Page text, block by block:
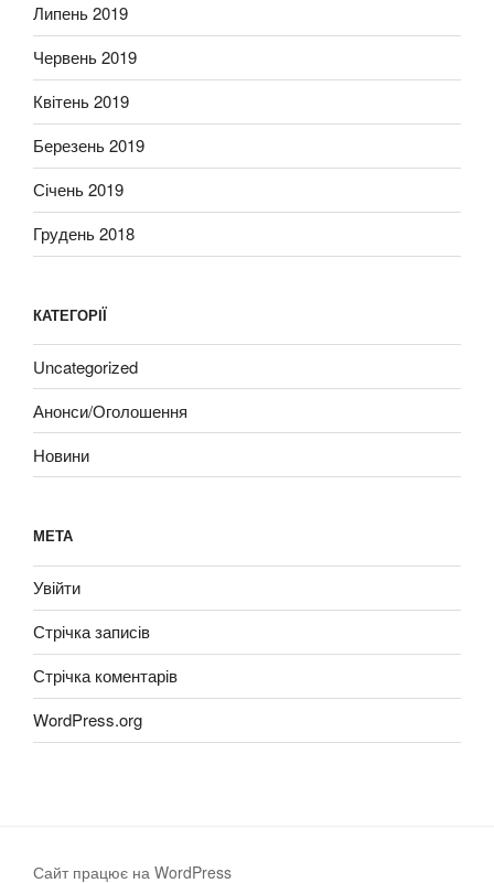
Липень 2019
Червень 2019
Квітень 2019
Березень 2019
Січень 2019
Грудень 2018
КАТЕГОРІЇ
Uncategorized
Анонси/Оголошення
Новини
МЕТА
Увійти
Стрічка записів
Стрічка коментарів
WordPress.org
Сайт працює на WordPress